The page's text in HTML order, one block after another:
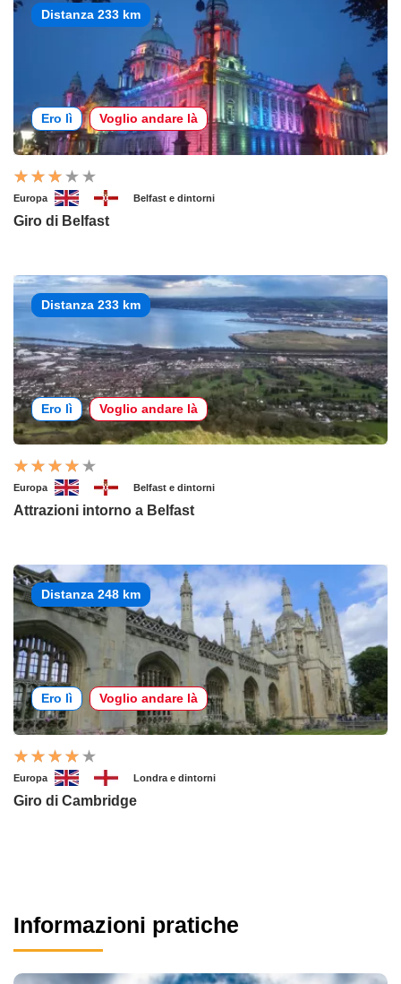
Distanza 233 km
Ero lì Voglio andare là
Europa Belfast e dintorni
Giro di Belfast
Distanza 233 km
Ero lì Voglio andare là
Europa Belfast e dintorni
Attrazioni intorno a Belfast
Distanza 248 km
Ero lì Voglio andare là
Europa Londra e dintorni
Giro di Cambridge
Informazioni pratiche